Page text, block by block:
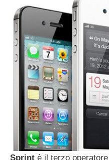
Sprint è il terzo